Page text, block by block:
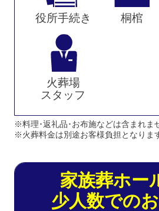
役所手続き 桐棺
火葬場
スタッフ
※料理･返礼品･お布施などは含まれま
※火葬料金は別途お客様負担となりま
家族葬ホー
少人数での